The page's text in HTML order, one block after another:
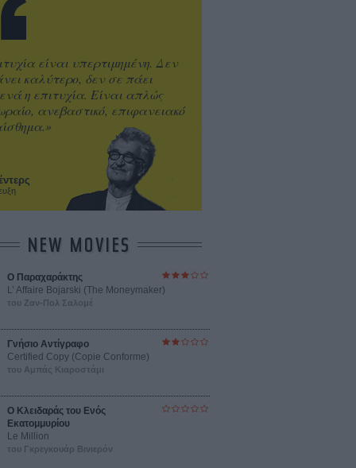
είναι υπερτιμημένη. Δεν
καλύτερο, δεν σε πάει
η επιτυχία. Είναι απλώς
ανεβαστικό, επιφανειακό
NEW MOVIES
Ο Παραχαράκτης
L’ Affaire Bojarski (The Moneymaker)
του Ζαν-Πολ Σαλομέ
Γνήσιο Αντίγραφο
Certified Copy (Copie Conforme)
του Αμπάς Κιαροστάμι
Ο Κλειδαράς του Ενός
Εκατομμυρίου
Le Million
του Γκρεγκουάρ Βινιερόν